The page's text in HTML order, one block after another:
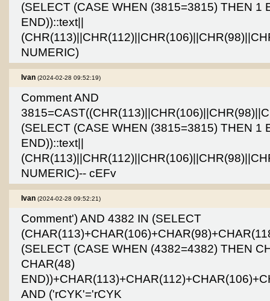
(SELECT (CASE WHEN (3815=3815) THEN 1
END))::text||
NUMERIC)
Ivan (2024-02-28 09:52:19)
Comment AND
(SELECT (CASE WHEN (3815=3815) THEN 1
END))::text||
NUMERIC)-- cEFv
Ivan (2024-02-28 09:52:21)
Comment') AND 4382 IN (SELECT
(SELECT (CASE WHEN (4382=4382) THEN
CHAR(48)
AND ('rCYK'='rCYK